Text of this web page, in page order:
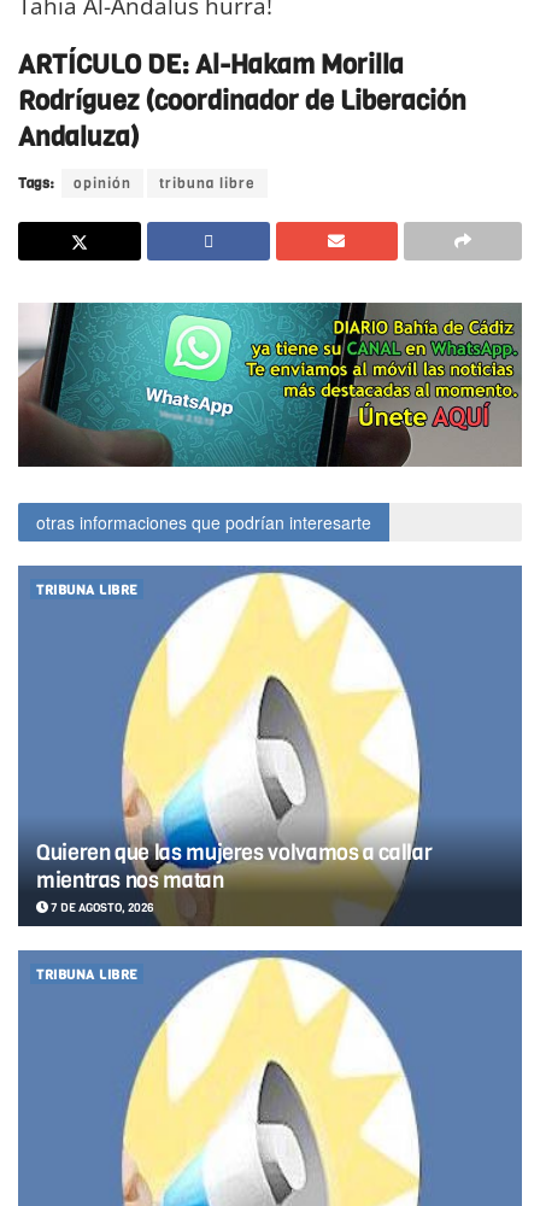
ARTÍCULO DE: Al-Hakam Morilla
Rodríguez (coordinador de Liberación
Andaluza)
Tags: opinión tribuna libre
otras informaciones que podrían interesarte
TRIBUNA LIBRE
Quieren que las mujeres volvamos a callar
mientras nos matan
7 DE AGOSTO, 2026
TRIBUNA LIBRE